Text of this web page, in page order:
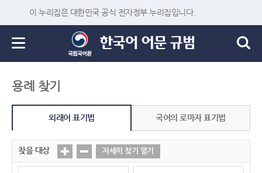
이 누리집은 대한민국 공식 전자정부 누리집입니다.
용례 찾기
외래어 표기법 국어의 로마자 표기법
찾을 대상 자세히 찾기 열기